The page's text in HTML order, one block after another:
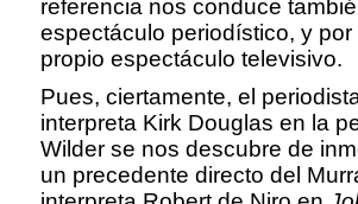
referencia nos conduce
espectáculo periodístico, y por
propio espectáculo televisivo.
Pues, ciertamente, el
interpreta Kirk Douglas en la
Wilder se nos descubre de
un precedente directo del